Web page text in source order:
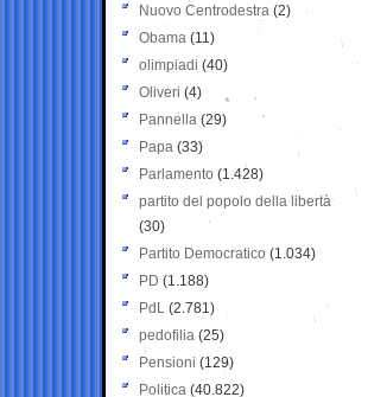
Nuovo Centrodestra (2)
Obama (11)
olimpiadi (40)
Oliveri (4)
Pannella (29)
Papa (33)
Parlamento (1.428)
partito del popolo della libertà
(30)
Partito Democratico (1.034)
PD (1.188)
PdL (2.781)
pedofilia (25)
Pensioni (129)
Politica (40.822)